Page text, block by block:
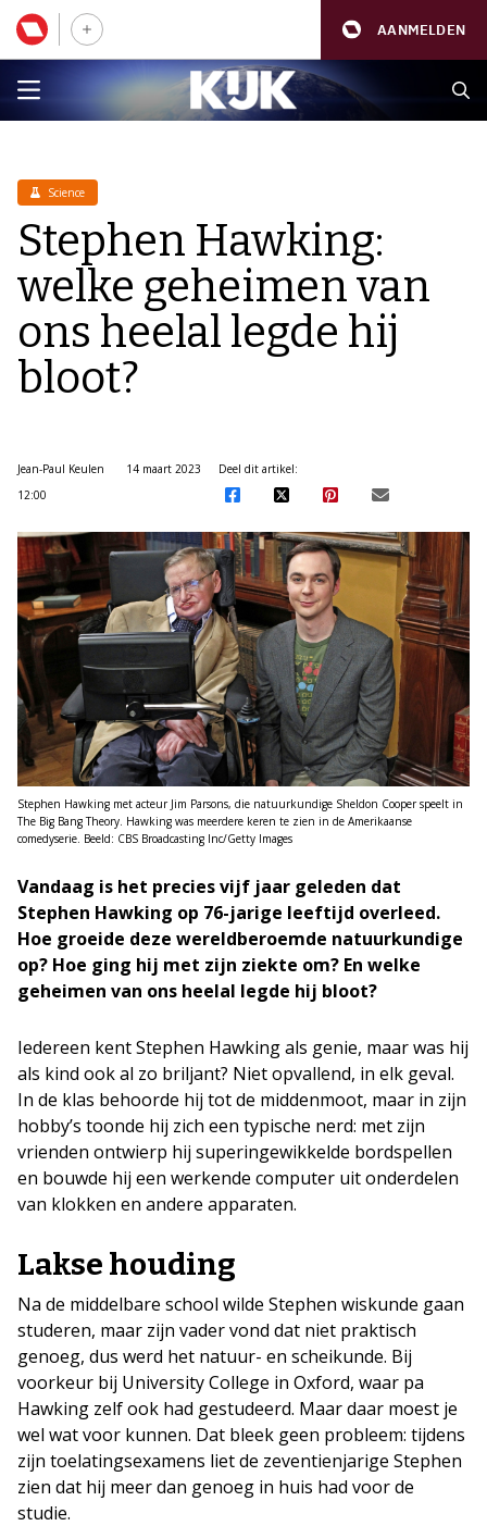
AANMELDEN
Science
Stephen Hawking:
welke geheimen van
ons heelal legde hij
bloot?
Jean-Paul Keulen
14 maart 2023
12:00
Deel dit artikel:
Stephen Hawking met acteur Jim Parsons, die natuurkundige Sheldon Cooper speelt in
The Big Bang Theory. Hawking was meerdere keren te zien in de Amerikaanse
comedyserie. Beeld: CBS Broadcasting Inc/Getty Images
Vandaag is het precies vijf jaar geleden dat
Stephen Hawking op 76-jarige leeftijd overleed.
Hoe groeide deze wereldberoemde natuurkundige
op? Hoe ging hij met zijn ziekte om? En welke
geheimen van ons heelal legde hij bloot?
Iedereen kent Stephen Hawking als genie, maar was hij
als kind ook al zo briljant? Niet opvallend, in elk geval.
In de klas behoorde hij tot de middenmoot, maar in zijn
hobby’s toonde hij zich een typische nerd: met zijn
vrienden ontwierp hij superingewikkelde bordspellen
en bouwde hij een werkende computer uit onderdelen
van klokken en andere apparaten.
Lakse houding
Na de middelbare school wilde Stephen wiskunde gaan
studeren, maar zijn vader vond dat niet praktisch
genoeg, dus werd het natuur- en scheikunde. Bij
voorkeur bij University College in Oxford, waar pa
Hawking zelf ook had gestudeerd. Maar daar moest je
wel wat voor kunnen. Dat bleek geen probleem: tijdens
zijn toelatingsexamens liet de zeventienjarige Stephen
zien dat hij meer dan genoeg in huis had voor de
studie.